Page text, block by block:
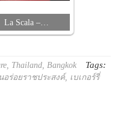
La Scala –…
, Thailand,Bangkok Tags:
อร่อยราชประสงค์, เบเกอร์รี่